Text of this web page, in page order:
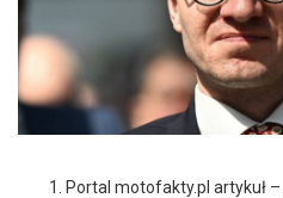
Portal motofakty.pl artykuł